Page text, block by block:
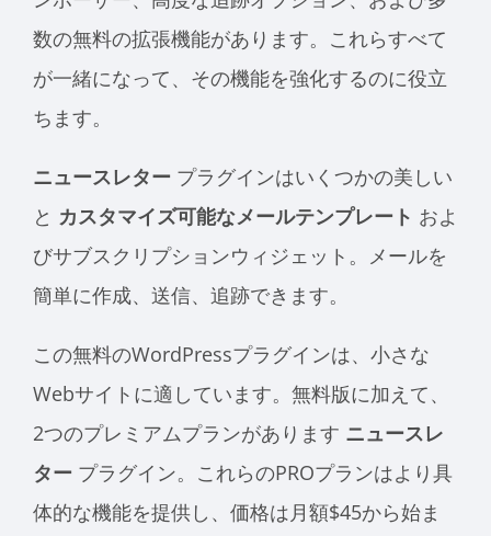
数の無料の拡張機能があります。これらすべて
が一緒になって、その機能を強化するのに役立
ちます。
ニュースレター プラグインはいくつかの美しい
と カスタマイズ可能なメールテンプレート およ
びサブスクリプションウィジェット。メールを
簡単に作成、送信、追跡できます。
この無料のWordPressプラグインは、小さな
Webサイトに適しています。無料版に加えて、
2つのプレミアムプランがあります ニュースレ
ター プラグイン。これらのPROプランはより具
体的な機能を提供し、価格は月額$45から始ま